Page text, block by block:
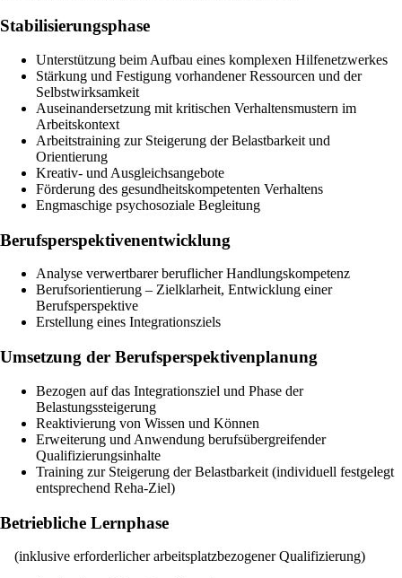
Stabilisierungsphase
Unterstützung beim Aufbau eines komplexen Hilfenetzwerkes
Stärkung und Festigung vorhandener Ressourcen und der
Selbstwirksamkeit
Auseinandersetzung mit kritischen Verhaltensmustern im
Arbeitskontext
Arbeitstraining zur Steigerung der Belastbarkeit und
Orientierung
Kreativ- und Ausgleichsangebote
Förderung des gesundheitskompetenten Verhaltens
Engmaschige psychosoziale Begleitung
Berufsperspektivenentwicklung
Analyse verwertbarer beruflicher Handlungskompetenz
Berufsorientierung – Zielklarheit, Entwicklung einer
Berufsperspektive
Erstellung eines Integrationsziels
Umsetzung der Berufsperspektivenplanung
Bezogen auf das Integrationsziel und Phase der
Belastungssteigerung
Reaktivierung von Wissen und Können
Erweiterung und Anwendung berufsübergreifender
Qualifizierungsinhalte
Training zur Steigerung der Belastbarkeit (individuell festgelegt
entsprechend Reha-Ziel)
Betriebliche Lernphase
(inklusive erforderlicher arbeitsplatzbezogener Qualifizierung)